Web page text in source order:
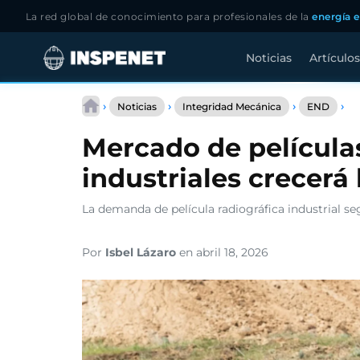
La red global de conocimiento para profesionales de laenergía
Noticias Artículos
› Noticias › Integridad Mecánica › END ›
de
X
Mercado de
industriales crecerá
La demanda de película radiográfica industrial
Por Isbel Lázaro en abril 18, 2026